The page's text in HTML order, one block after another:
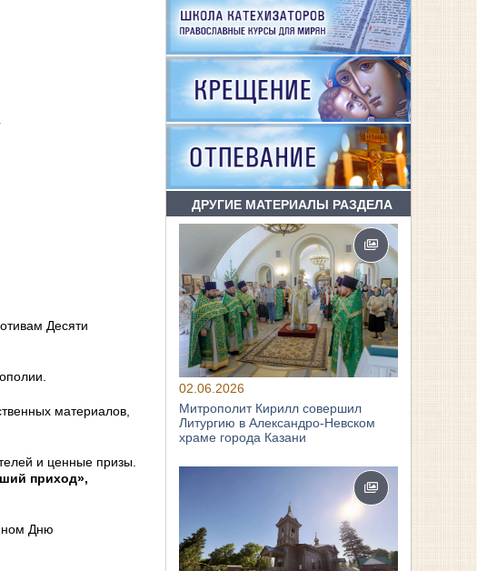
Десяти
материалов,
и ценные призы.
приход»,
Дню
ДРУГИЕ МАТЕРИАЛЫ РАЗДЕЛА
02.06.2026
Митрополит Кирилл совершил
Литургию в Александро-Невском
храме города Казани